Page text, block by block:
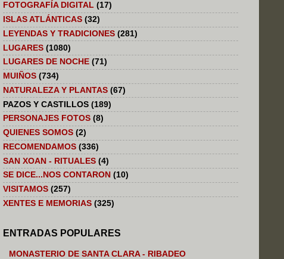
FOTOGRAFÍA DIGITAL (17)
ISLAS ATLÁNTICAS (32)
LEYENDAS Y TRADICIONES (281)
LUGARES (1080)
LUGARES DE NOCHE (71)
MUIÑOS (734)
NATURALEZA Y PLANTAS (67)
PAZOS Y CASTILLOS (189)
PERSONAJES FOTOS (8)
QUIENES SOMOS (2)
RECOMENDAMOS (336)
SAN XOAN - RITUALES (4)
SE DICE...NOS CONTARON (10)
VISITAMOS (257)
XENTES E MEMORIAS (325)
ENTRADAS POPULARES
MONASTERIO DE SANTA CLARA - RIBADEO